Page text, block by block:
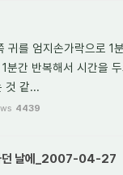
귀를 엄지손가락으로
분간 반복해서 시간을
것 같...
4439
던 날에_2007-04-27